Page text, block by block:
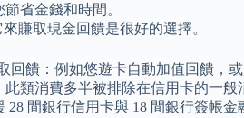
省金錢和時間。
賺取現金回饋是很好的選擇。
饋：例如悠遊卡自動加值回饋，
類消費多半被排除在信用卡的一
間銀行信用卡與 18 間銀行簽帳